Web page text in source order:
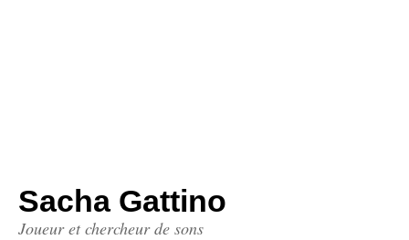
Sacha Gattino
Joueur et chercheur de sons